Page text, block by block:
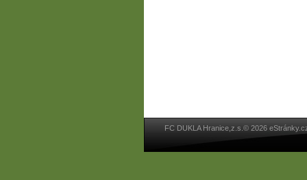
FC DUKLA Hranice,z.s.© 2026